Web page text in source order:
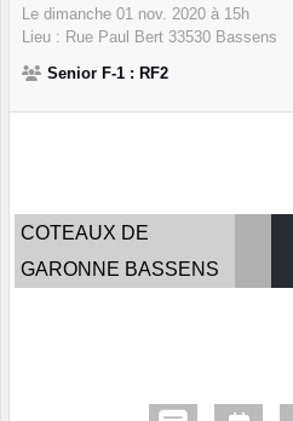
Le dimanche 01 nov. 2020 à 15h
Lieu : Rue Paul Bert 33530 Bassens
Senior F-1 : RF2
COTEAUX DE
GARONNE BASSENS